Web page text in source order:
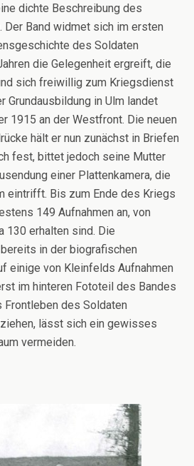
dichte Beschreibung des
Der Band widmet sich im ersten
des Soldaten
die Gelegenheit ergreift, die
sich freiwillig zum Kriegsdienst
Grundausbildung in Ulm landet
1915 an der Westfront. Die neuen
hält er nun zunächst in Briefen
fest, bittet jedoch seine Mutter
einer Plattenkamera, die
eintrifft. Bis zum Ende des Kriegs
149 Aufnahmen an, von
130 erhalten sind. Die
in der biografischen
einige von Kleinfelds Aufnahmen
im hinteren Fototeil des Bandes
Frontleben des Soldaten
lässt sich ein gewisses
vermeiden.